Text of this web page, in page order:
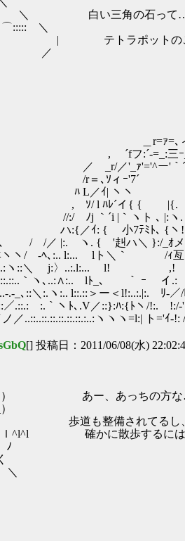
＼ 白い三角の石って
＼
| テトラポットのこ
／
､ィfZｧ､
=_:三ｰ_ｰ^
ｧ'='^ー'｀´｀ ^
ｿィｰ
ｲ| ヽヽ
´イ{ { |{.
|｀ヽト ､ |:ヽ. }
小7ﾃﾐﾄ､ {ヽ!:
|:. ヽ. { '赳ハ＼ }:/_ｵ
､:.. l:... lト＼｀ /ｨ亙ﾌ
ヽ::＼ j:〉..:.l:...
､::.::..｀ヽ､..:∧:.. lﾄ_､ ｀ ｰ イ
_､::＼:.ヽ:.. l::.::＞ー＜l!:..:.|:. ﾘ‐／
￣:.｀ヽﾄ､.V／::}:ﾊ:{ﾄヽ/!:. !:/
ヽヽヽ=l:| ト='ｲ-!: /
[] 投稿日：2011/06/08(水)
あー、あっちの方
も整備されてるし
に散歩するにはい